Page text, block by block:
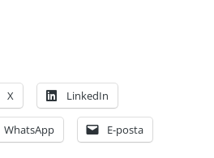
X LinkedIn
WhatsApp E-posta